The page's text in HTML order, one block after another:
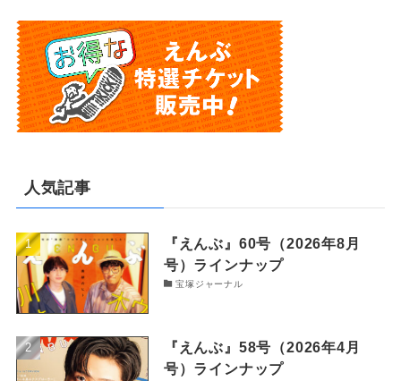
人気記事
『えんぶ』60号（2026年8月
号）ラインナップ
宝塚ジャーナル
『えんぶ』58号（2026年4月
号）ラインナップ